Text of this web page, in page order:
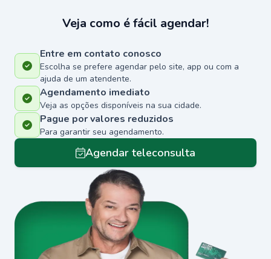
Veja como é fácil agendar!
Entre em contato conosco
Escolha se prefere agendar pelo site, app ou com a
ajuda de um atendente.
Agendamento imediato
Veja as opções disponíveis na sua cidade.
Pague por valores reduzidos
Para garantir seu agendamento.
Agendar teleconsulta